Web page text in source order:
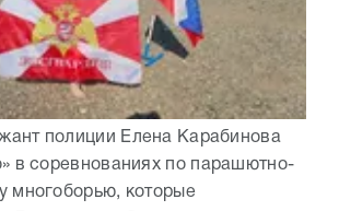
полиции Елена Карабинова
в соревнованиях по парашютно-
многоборью, которые